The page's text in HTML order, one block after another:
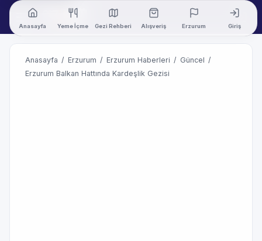
Anasayfa Yeme İçme Gezi Rehberi Alışveriş Erzurum Giriş
Anasayfa / Erzurum / Erzurum Haberleri / Güncel /
Erzurum Balkan Hattında Kardeşlik Gezisi